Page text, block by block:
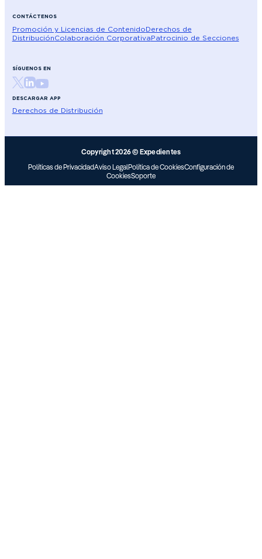
CONTÁCTENOS
Promoción y Licencias de ContenidoDerechos de
DistribuciónColaboración CorporativaPatrocinio de Secciones
SÍGUENOS EN
DESCARGAR APP
Derechos de Distribución
Copyright 2026 © Expedientes
Políticas de PrivacidadAviso LegalPolítica de CookiesConfiguración de
CookiesSoporte